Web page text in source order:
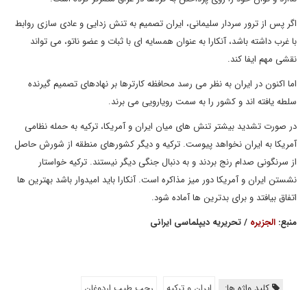
اگر پس از ترور سردار سلیمانی، ایران تصمیم به تنش زدایی و عادی سازی روابط
با غرب داشته باشد، آنکارا به عنوان همسایه ای با ثبات و عضو ناتو، می تواند
نقشی مهم ایفا کند.
اما اکنون در ایران به نظر می رسد محافظه کارترها بر نهادهای تصمیم گیرنده
سلطه یافته اند و کشور را به سمت رویارویی می برند.
در صورت تشدید بیشتر تنش های میان ایران و آمریکا، ترکیه به حمله نظامی
آمریکا به ایران نخواهد پیوست. ترکیه و دیگر کشورهای منطقه از شورش حاصل
از سرنگونی صدام رنج بردند و به دنبال جنگی دیگر نیستند. ترکیه خواستار
نشستن ایران و آمریکا دور میز مذاکره است. آنکارا باید امیدوار باشد بهترین ها
اتفاق بیافتد و برای بدترین ها آماده شود.
منبع: الجزیره / تحریریه دیپلماسی ایرانی